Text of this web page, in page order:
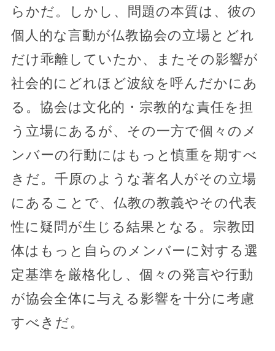
らかだ。しかし、問題の本質は、彼の
個人的な言動が仏教協会の立場とどれ
だけ乖離していたか、またその影響が
社会的にどれほど波紋を呼んだかにあ
る。協会は文化的・宗教的な責任を担
う立場にあるが、その一方で個々のメ
ンバーの行動にはもっと慎重を期すべ
きだ。千原のような著名人がその立場
にあることで、仏教の教義やその代表
性に疑問が生じる結果となる。宗教団
体はもっと自らのメンバーに対する選
定基準を厳格化し、個々の発言や行動
が協会全体に与える影響を十分に考慮
すべきだ。